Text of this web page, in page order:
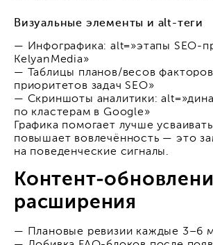
Визуальные элементы и alt-теги
— Инфографика: alt=»этапы SEO-
KelyanMedia»
— Таблицы планов/весов
приоритетов задач SEO»
— Скриншоты аналитики:
по кластерам в Google»
Графика помогает лучше
повышает вовлечённость — это
на поведенческие сигналы.
Контент-
расширения
— Плановые ревизии каждые 3–6